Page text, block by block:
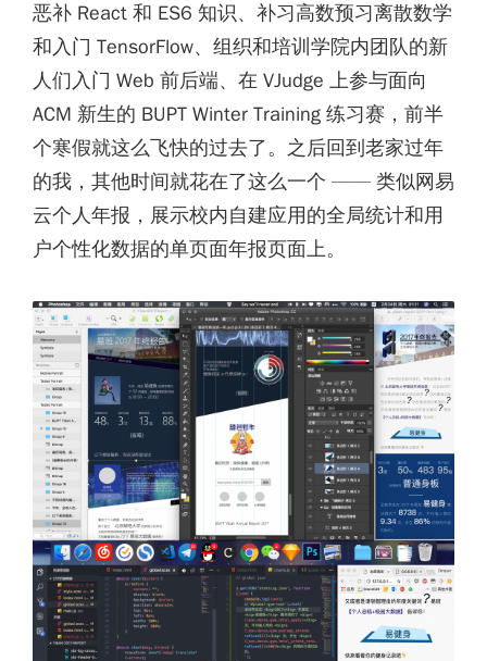
恶补 React 和 ES6 知识、补习高数预习离散数学
和入门 TensorFlow、组织和培训学院内团队的新
人们入门 Web 前后端、在 VJudge 上参与面向
ACM 新生的 BUPT Winter Training 练习赛，前半
个寒假就这么飞快的过去了。之后回到老家过年
的我，其他时间就花在了这么一个 —— 类似网易
云个人年报，展示校内自建应用的全局统计和用
户个性化数据的单页面年报页面上。